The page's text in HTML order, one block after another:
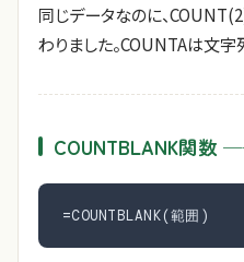
同じデータなのに、
わりました。COUNTAは文字
COUNTBLANK関数
=COUNTBLANK(範囲)